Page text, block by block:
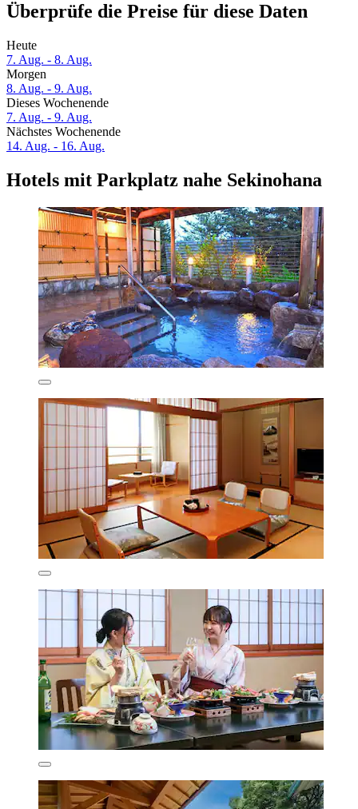
Überprüfe die Preise für diese Daten
Heute
7. Aug. - 8. Aug.
Morgen
8. Aug. - 9. Aug.
Dieses Wochenende
7. Aug. - 9. Aug.
Nächstes Wochenende
14. Aug. - 16. Aug.
Hotels mit Parkplatz nahe Sekinohana